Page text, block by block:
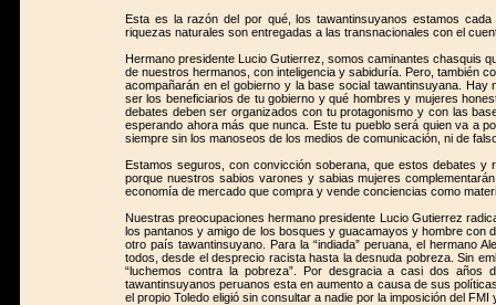
Esta es la razón del por qué, los tawantinsuyanos estamos
riquezas naturales son entregadas a las transnacionales con el
Hermano presidente Lucio Gutierrez, somos caminantes chasquis
de nuestros hermanos, con inteligencia y sabiduría. Pero, también
acompañarán en el gobierno y la base social tawantinsuyana.
ser los beneficiarios de tu gobierno y qué hombres y mujeres
debates deben ser organizados con tu protagonismo y con las
esperando ahora más que nunca. Este tu pueblo será quien va a
siempre sin los manoseos de los medios de comunicación, ni de
Estamos seguros, con convicción soberana, que estos debates
porque nuestros sabios varones y sabias mujeres
economía de mercado que compra y vende conciencias como
Nuestras preocupaciones hermano presidente Lucio Gutierrez
los pantanos y amigo de los bosques y guacamayos y hombre con
otro país tawantinsuyano. Para la “indiada” peruana, el hermano
todos, desde el desprecio racista hasta la desnuda pobreza. Sin
“luchemos contra la pobreza”. Por desgracia a casi dos años
tawantinsuyanos peruanos esta en aumento a causa de sus
el propio Toledo eligió sin consultar a nadie por la imposición del FMI